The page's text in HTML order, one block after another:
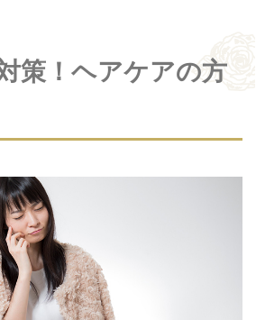
策！ヘアケアの方